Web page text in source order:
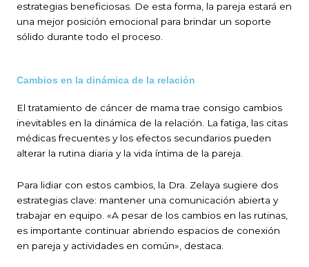
estrategias beneficiosas. De esta forma, la pareja estará en
una mejor posición emocional para brindar un soporte
sólido durante todo el proceso.
Cambios en la dinámica de la relación
El tratamiento de cáncer de mama trae consigo cambios
inevitables en la dinámica de la relación. La fatiga, las citas
médicas frecuentes y los efectos secundarios pueden
alterar la rutina diaria y la vida íntima de la pareja.
Para lidiar con estos cambios, la Dra. Zelaya sugiere dos
estrategias clave: mantener una comunicación abierta y
trabajar en equipo. «A pesar de los cambios en las rutinas,
es importante continuar abriendo espacios de conexión
en pareja y actividades en común», destaca.